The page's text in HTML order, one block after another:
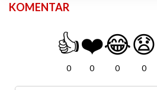
KOMENTAR
👍
0
❤️
0
😂
0
😧
0